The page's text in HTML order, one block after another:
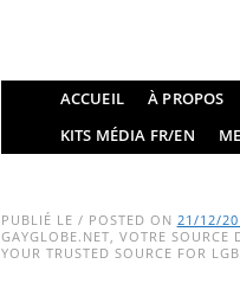
Main menu
ACCUEIL À PROPOS
KITS MÉDIA FR/EN
PUBLIÉ LE / POSTED ON 21/12/
GAYGLOBE.NET, VOTRE SOURCE
YOUR TRUSTED SOURCE FOR